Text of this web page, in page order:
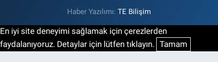
Haber Yazılımı: TE Bilişim
En iyi site deneyimi sağlamak için çerezlerden
faydalanıyoruz. Detaylar için lütfen tıklayın. Tamam